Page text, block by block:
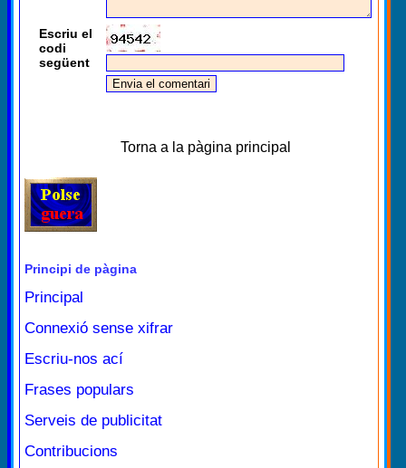
Escriu el
codi
següent
Torna a la pàgina principal
Principi de pàgina
Principal
Connexió sense xifrar
Escriu-nos ací
Frases populars
Serveis de publicitat
Contribucions